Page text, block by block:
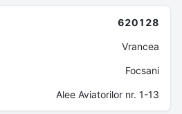
620128
Vrancea
Focsani
Alee Aviatorilor nr. 1-13